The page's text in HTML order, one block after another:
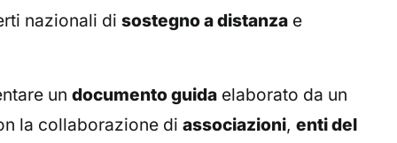
nazionali di sostegno a distanza e
un documento guida elaborato da un
la collaborazione di associazioni, enti del